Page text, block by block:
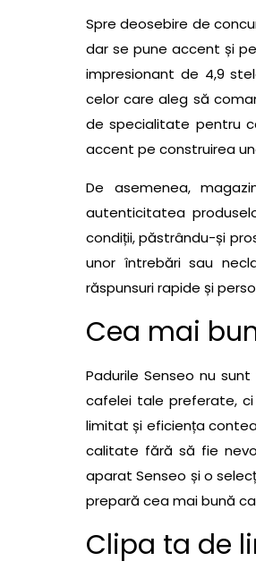
Spre deosebire de
dar se pune accent și
impresionant de 4,9
celor care aleg să
de specialitate pentru
accent pe construirea
De asemenea,
autenticitatea
condiții, păstrându-și
unor întrebări sau
răspunsuri rapide și
Cea mai
Padurile Senseo nu
cafelei tale preferate,
limitat și eficiența
calitate fără să fie
aparat Senseo și o
prepară cea mai bună
Clipa ta de